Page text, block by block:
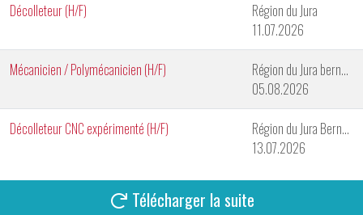
Décolleteur (H/F)
Région du Jura
11.07.2026
Mécanicien / Polymécanicien (H/F)
Région du Jura bernois
05.08.2026
Décolleteur CNC expérimenté (H/F)
Région du Jura Bernois
13.07.2026
Télécharger la suite